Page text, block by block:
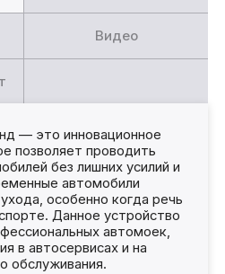
Видео
— это инновационное
позволяет проводить
без лишних усилий и
автомобили
особенно когда речь
Данное устройство
автомоек,
в автосервисах и на
обслуживания.